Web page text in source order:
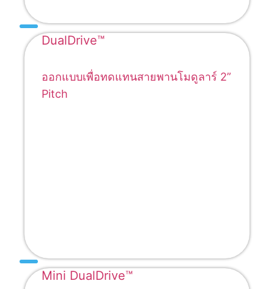
DualDrive™
ออกแบบเพื่อทดแทนสายพานโมดูลาร์ 2”
Pitch
Mini DualDrive™